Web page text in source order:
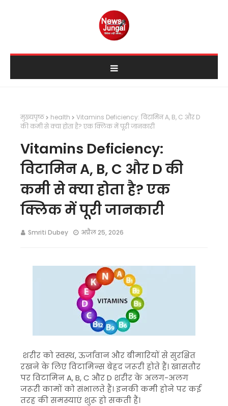
मुख्यपृष्ठ health
Vitamins Deficiency: विटामिन A, B, C और D
की कमी से क्या होता है? एक क्लिक में पूरी जानकारी
Vitamins Deficiency:
विटामिन A, B, C और D की
कमी से क्या होता है? एक
क्लिक में पूरी जानकारी
Smriti Dubey अप्रैल 25, 2026
शरीर को स्वस्थ, ऊर्जावान और बीमारियों से सुरक्षित
रखने के लिए विटामिन्स बेहद जरूरी होते हैं। खासतौर
पर विटामिन A, B, C और D शरीर के अलग-अलग
जरूरी कामों को संभालते हैं। इनकी कमी होने पर कई
तरह की समस्याएं शुरू हो सकती हैं।